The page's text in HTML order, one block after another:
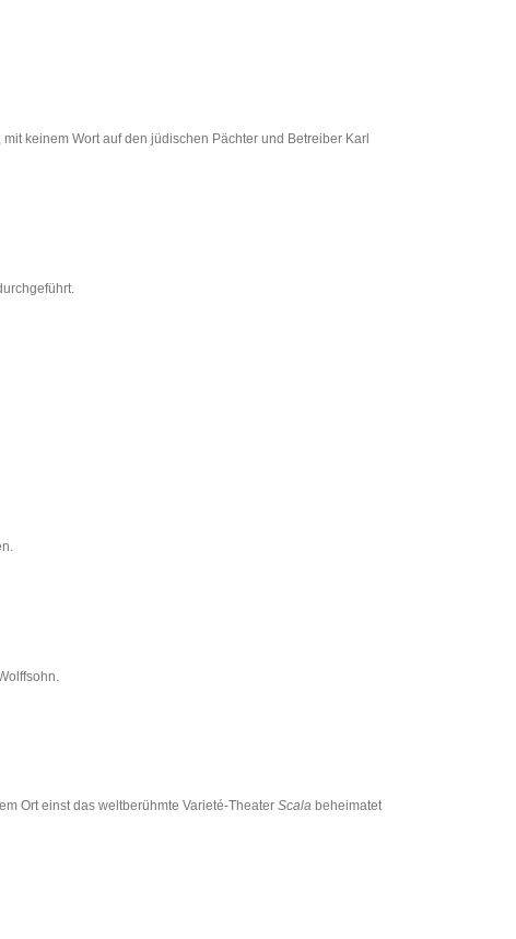
keinem Wort auf den jüdischen Pächter und Betreiber Karl
Ort einst das weltberühmte Varieté-Theater Scala beheimatet